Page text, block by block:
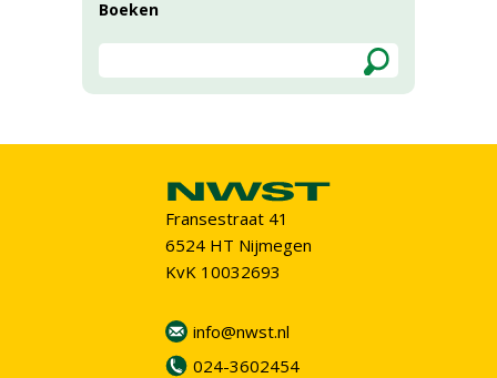
Boeken
Fransestraat 41
6524 HT Nijmegen
KvK 10032693
info@nwst.nl
024-3602454